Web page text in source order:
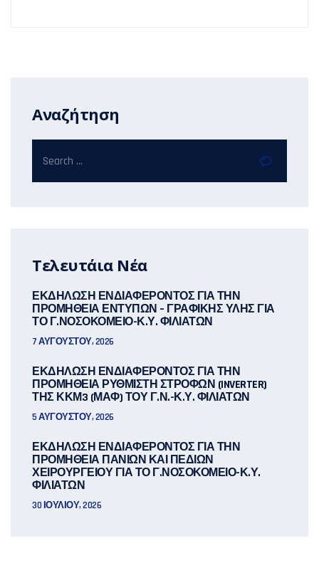
Αναζήτηση
Τελευτάια Νέα
ΕΚΔΗΛΩΣΗ ΕΝΔΙΑΦΕΡΟΝΤΟΣ ΓΙΑ ΤΗΝ
ΠΡΟΜΗΘΕΙΑ ΕΝΤΥΠΩΝ – ΓΡΑΦΙΚΗΣ ΥΛΗΣ ΓΙΑ
ΤΟ Γ.ΝΟΣΟΚΟΜΕΙΟ-Κ.Υ. ΦΙΛΙΑΤΩΝ
7 ΑΥΓΟΎΣΤΟΥ, 2026
ΕΚΔΗΛΩΣΗ ΕΝΔΙΑΦΕΡΟΝΤΟΣ ΓΙΑ ΤΗΝ
ΠΡΟΜΗΘΕΙΑ ΡΥΘΜΙΣΤΗ ΣΤΡΟΦΩΝ (INVERTER)
ΤΗΣ ΚΚΜ3 (ΜΑΦ) ΤΟΥ Γ.Ν.-Κ.Υ. ΦΙΛΙΑΤΩΝ
5 ΑΥΓΟΎΣΤΟΥ, 2026
ΕΚΔΗΛΩΣΗ ΕΝΔΙΑΦΕΡΟΝΤΟΣ ΓΙΑ ΤΗΝ
ΠΡΟΜΗΘΕΙΑ ΠΑΝΙΩΝ ΚΑΙ ΠΕΔΙΩΝ
ΧΕΙΡΟΥΡΓΕΙΟΥ ΓΙΑ ΤΟ Γ.ΝΟΣΟΚΟΜΕΙΟ-Κ.Υ.
ΦΙΛΙΑΤΩΝ
30 ΙΟΥΛΊΟΥ, 2026